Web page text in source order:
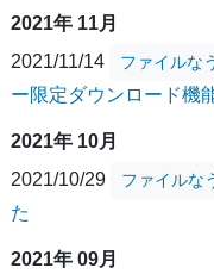
2021年 11月
2021/11/14
ファイルな
ー限定ダウンロード機
2021年 10月
2021/10/29
ファイルな
た
2021年 09月